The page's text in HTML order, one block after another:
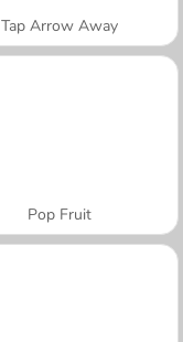
Tap Arrow Away
Pop Fruit